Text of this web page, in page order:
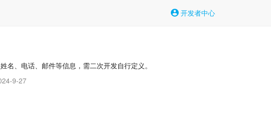
开发者中心
名、电话、邮件等信息，需二次开发自行定义。
9-27